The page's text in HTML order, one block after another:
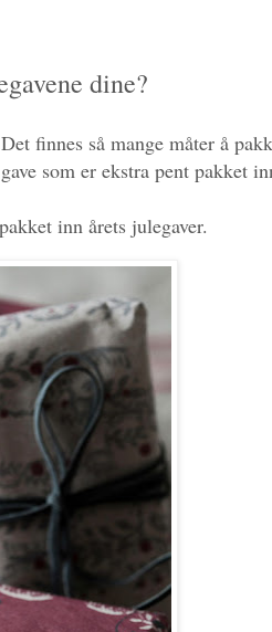
dine?
finnes så mange måter å
som er ekstra pent pakket
inn årets julegaver.